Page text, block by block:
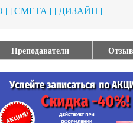
| | СМЕТА | | ДИЗАЙН |
Преподаватели